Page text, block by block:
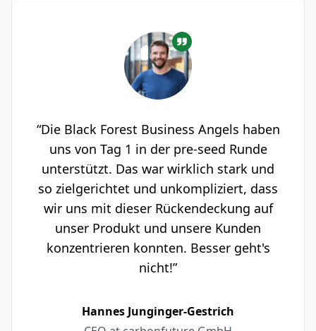
“Die Black Forest Business Angels haben
uns von Tag 1 in der pre-seed Runde
unterstützt. Das war wirklich stark und
so zielgerichtet und unkompliziert, dass
wir uns mit dieser Rückendeckung auf
unser Produkt und unsere Kunden
konzentrieren konnten. Besser geht's
nicht!”
Hannes Junginger-Gestrich